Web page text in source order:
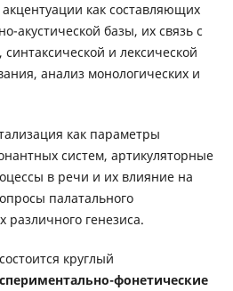
как составляющих
акустической базы, их связь с
и лексической
анализ монологических и
как параметры
систем, артикуляторные
в речи и их влияние на
палатального
различного генезиса.
круглый
фонетические